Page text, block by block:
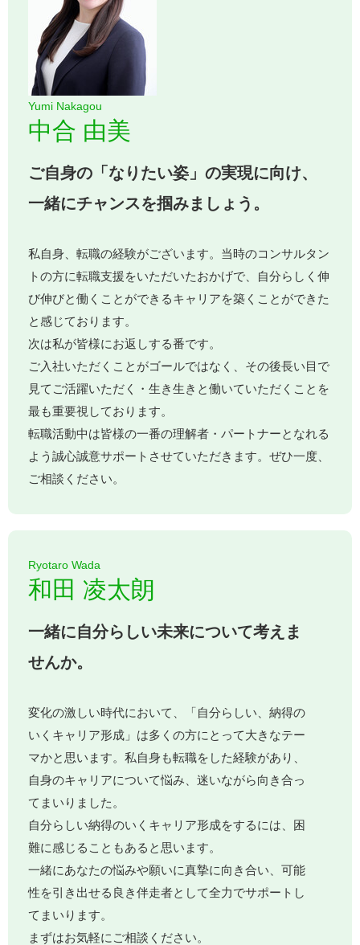
Yumi Nakagou
中合 由美
ご自身の「なりたい姿」の実現に向け、
一緒にチャンスを掴みましょう。
私自身、転職の経験がございます。当時のコンサルタン
トの方に転職支援をいただいたおかげで、自分らしく伸
び伸びと働くことができるキャリアを築くことができた
と感じております。
次は私が皆様にお返しする番です。
ご入社いただくことがゴールではなく、その後長い目で
見てご活躍いただく・生き生きと働いていただくことを
最も重要視しております。
転職活動中は皆様の一番の理解者・パートナーとなれる
よう誠心誠意サポートさせていただきます。ぜひ一度、
ご相談ください。
Ryotaro Wada
和田 凌太朗
一緒に自分らしい未来について考えま
せんか。
変化の激しい時代において、「自分らしい、納得の
いくキャリア形成」は多くの方にとって大きなテー
マかと思います。私自身も転職をした経験があり、
自身のキャリアについて悩み、迷いながら向き合っ
てまいりました。
自分らしい納得のいくキャリア形成をするには、困
難に感じることもあると思います。
一緒にあなたの悩みや願いに真摯に向き合い、可能
性を引き出せる良き伴走者として全力でサポートし
てまいります。
まずはお気軽にご相談ください。